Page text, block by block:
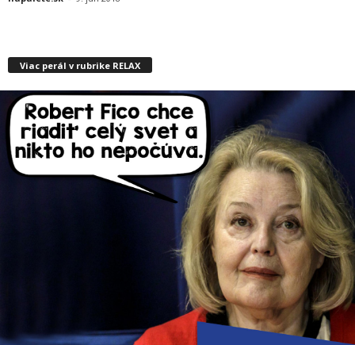
Viac perál v rubrike RELAX